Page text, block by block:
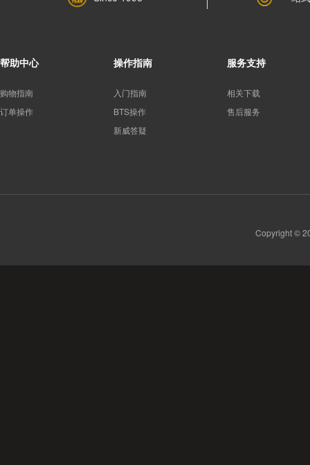
帮助中心
购物指南
订单操作
操作指南
入门指南
BTS操作
新威答疑
服务支持
相关下载
售后服务
Copyright ©